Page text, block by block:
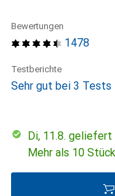
1478
Bewertungen
Testberichte
Sehr gut bei 3 Tests
Di, 11.8. geliefert
Mehr als 10